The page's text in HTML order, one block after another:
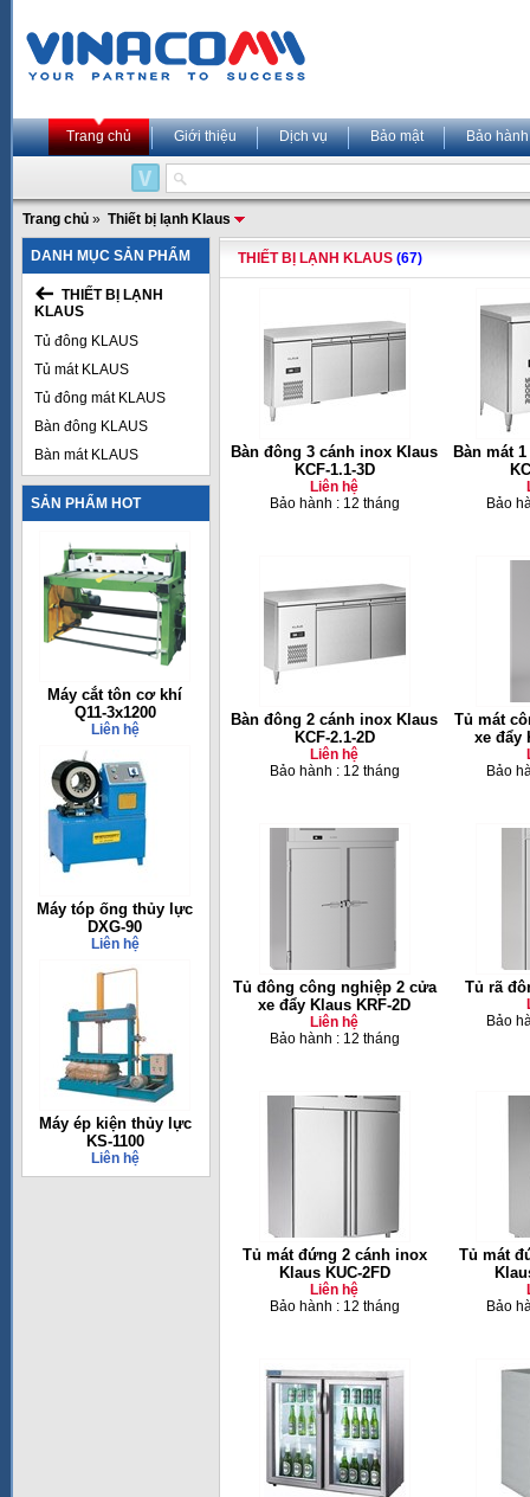
Trang chủ Giới thiệu Dịch vụ Bảo mật Bảo hành
Trang chủ » Thiết bị lạnh Klaus
DANH MỤC SẢN PHẨM
THIẾT BỊ LẠNH
KLAUS
Tủ đông KLAUS
Tủ mát KLAUS
Tủ đông mát KLAUS
Bàn đông KLAUS
Bàn mát KLAUS
SẢN PHẨM HOT
Máy cắt tôn cơ khí
Q11-3x1200
Liên hệ
Máy tóp ống thủy lực
DXG-90
Liên hệ
Máy ép kiện thủy lực
KS-1100
Liên hệ
THIẾT BỊ LẠNH KLAUS (67)
Bàn đông 3 cánh inox Klaus
KCF-1.1-3D
Liên hệ
Bảo hành : 12 tháng
Bàn mát
Bảo
Bàn đông 2 cánh inox Klaus
KCF-2.1-2D
Liên hệ
Bảo hành : 12 tháng
Tủ mát
xe đẩy
Bảo
Tủ đông công nghiệp 2 cửa
xe đẩy Klaus KRF-2D
Liên hệ
Bảo hành : 12 tháng
Tủ rã
Bảo
Tủ mát đứng 2 cánh inox
Klaus KUC-2FD
Liên hệ
Bảo hành : 12 tháng
Tủ mát
Bảo